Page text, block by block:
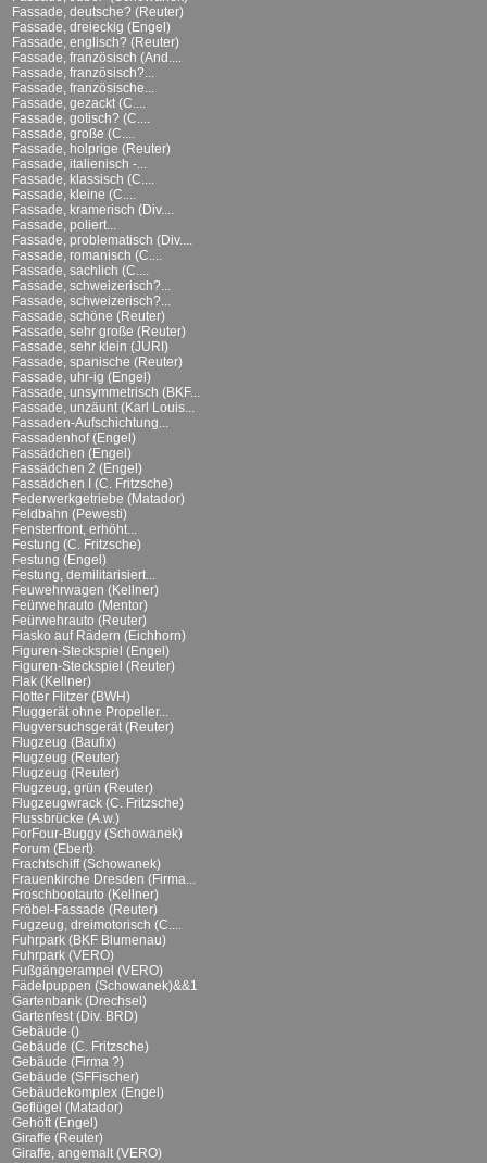
Fassade, deutsche? (Reuter)
Fassade, dreieckig (Engel)
Fassade, englisch? (Reuter)
Fassade, französisch (And....
Fassade, französisch?...
Fassade, französische...
Fassade, gezackt (C....
Fassade, gotisch? (C....
Fassade, große (C....
Fassade, holprige (Reuter)
Fassade, italienisch -...
Fassade, klassisch (C....
Fassade, kleine (C....
Fassade, kramerisch (Div....
Fassade, poliert...
Fassade, problematisch (Div....
Fassade, romanisch (C....
Fassade, sachlich (C....
Fassade, schweizerisch?...
Fassade, schweizerisch?...
Fassade, schöne (Reuter)
Fassade, sehr große (Reuter)
Fassade, sehr klein (JURI)
Fassade, spanische (Reuter)
Fassade, uhr-ig (Engel)
Fassade, unsymmetrisch (BKF...
Fassade, unzäunt (Karl Louis...
Fassaden-Aufschichtung...
Fassadenhof (Engel)
Fassädchen (Engel)
Fassädchen 2 (Engel)
Fassädchen I (C. Fritzsche)
Federwerkgetriebe (Matador)
Feldbahn (Pewesti)
Fensterfront, erhöht...
Festung (C. Fritzsche)
Festung (Engel)
Festung, demilitarisiert...
Feuwehrwagen (Kellner)
Feürwehrauto (Mentor)
Feürwehrauto (Reuter)
Fiasko auf Rädern (Eichhorn)
Figuren-Steckspiel (Engel)
Figuren-Steckspiel (Reuter)
Flak (Kellner)
Flotter Flitzer (BWH)
Fluggerät ohne Propeller...
Flugversuchsgerät (Reuter)
Flugzeug (Baufix)
Flugzeug (Reuter)
Flugzeug (Reuter)
Flugzeug, grün (Reuter)
Flugzeugwrack (C. Fritzsche)
Flussbrücke (A.w.)
ForFour-Buggy (Schowanek)
Forum (Ebert)
Frachtschiff (Schowanek)
Frauenkirche Dresden (Firma...
Froschbootauto (Kellner)
Fröbel-Fassade (Reuter)
Fugzeug, dreimotorisch (C....
Fuhrpark (BKF Blumenau)
Fuhrpark (VERO)
Fußgängerampel (VERO)
Fädelpuppen (Schowanek)&&1
Gartenbank (Drechsel)
Gartenfest (Div. BRD)
Gebäude ()
Gebäude (C. Fritzsche)
Gebäude (Firma ?)
Gebäude (SFFischer)
Gebäudekomplex (Engel)
Geflügel (Matador)
Gehöft (Engel)
Giraffe (Reuter)
Giraffe, angemalt (VERO)